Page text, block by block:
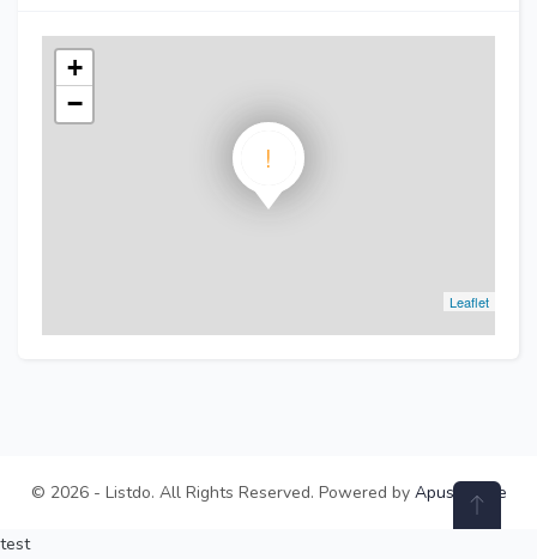
!
+
−
Leaflet
© 2026 - Listdo. All Rights Reserved. Powered by ApusTheme
test